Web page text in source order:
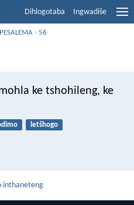
Dihlogotaba Ingwadiše
›56
ke tshohileng, ke
letšhogo
inthaneteng